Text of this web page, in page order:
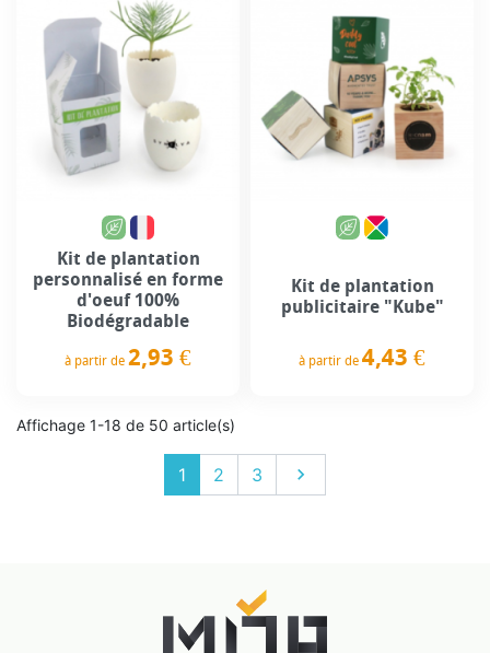
Kit de plantation
personnalisé en forme
d'oeuf 100%
Biodégradable
à partir de 2,93 €
Kit de plantation
publicitaire "Kube"
à partir de 4,43 €
Affichage 1-18 de 50 article(s)
1 2 3 Suivant
